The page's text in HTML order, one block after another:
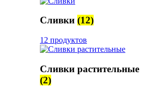
Сливки (12)
12 продуктов
Сливки растительные
(2)